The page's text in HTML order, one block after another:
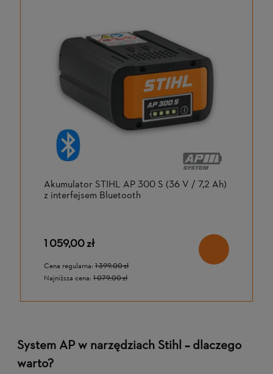
Akumulator STIHL AP 300 S (36 V / 7,2 Ah)
z interfejsem Bluetooth
1 059,00 zł
Cena regularna: 1 399,00 zł
Najniższa cena: 1 079,00 zł
System AP w narzędziach Stihl – dlaczego
warto?